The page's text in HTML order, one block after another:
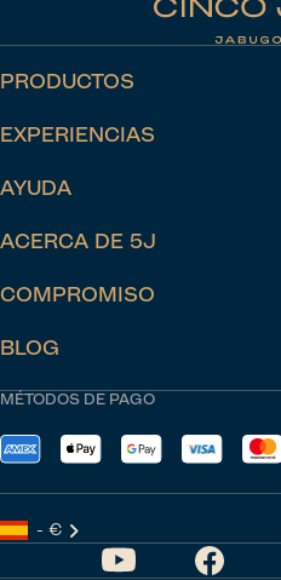
MÉTODOS DE PAGO
- €
PRODUCTOS
EXPERIENCIAS
AYUDA
ACERCA DE 5J
COMPROMISO
BLOG